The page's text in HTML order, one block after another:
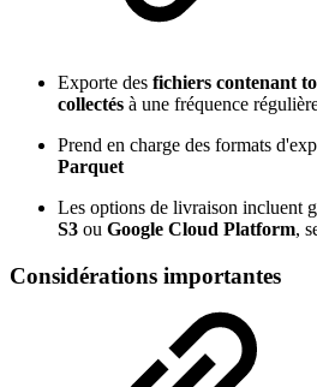
Exporte des fichiers contenant
collectés à une fréquence
Prend en charge des formats
Parquet
Les options de livraison incluent
S3 ou Google Cloud Platform,
Considérations importantes